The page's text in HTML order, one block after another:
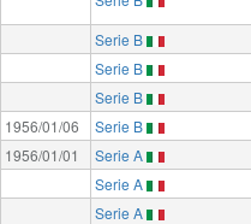
Serie B
Serie B
Serie B
1956/01/06
Serie B
1956/01/01
Serie A
Serie A
Serie A